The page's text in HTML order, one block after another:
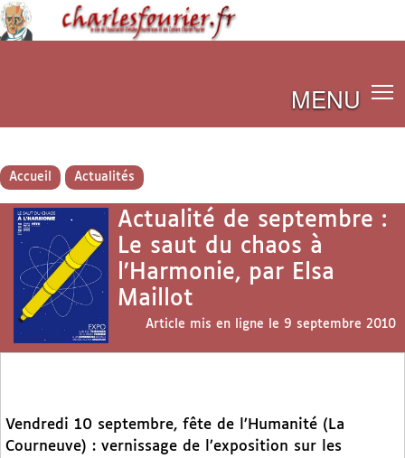
MENU
Accueil Actualités
Actualité de septembre :
Le saut du chaos à
l’Harmonie, par Elsa
Maillot
Article mis en ligne le 9 septembre 2010
Vendredi 10 septembre, fête de l’Humanité (La
Courneuve) : vernissage de l’exposition sur les